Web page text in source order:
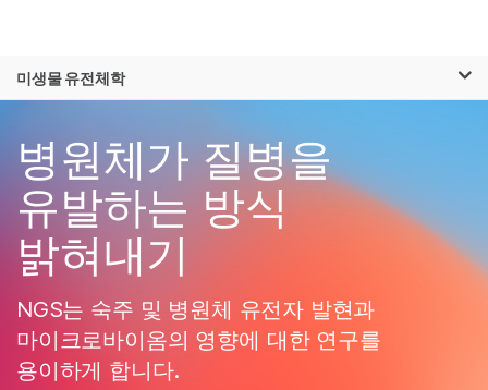
솔루션
회사
지원
미생물 유전체학
병원체가 질병을
유발하는 방식
밝혀내기
NGS는 숙주 및 병원체 유전자 발현과
마이크로바이옴의 영향에 대한 연구를
용이하게 합니다.
보다 관련성이 높은 콘텐츠를 확인하실 수
있습니다. 주요 관심 분야를 선택해 주세요:
암 연구
미생물학 연구
농업유전체학 연구
복합 질환 연구
임상 종양학 연구
생식 보건 연구
유전 및 희귀 질환